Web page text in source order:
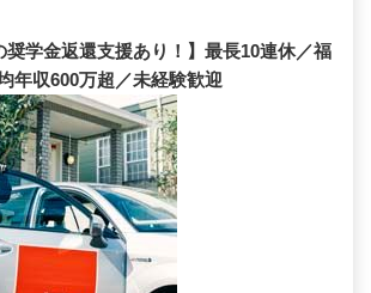
奨学金返還支援あり！】最長10連休／福
年収600万超／未経験歓迎